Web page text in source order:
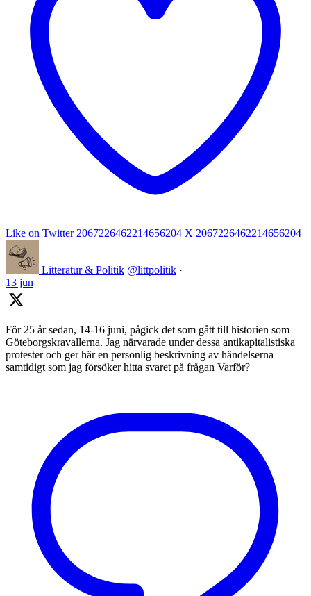
Like on Twitter 2067226462214656204 X 2067226462214656204
Litteratur & Politik @littpolitik ·
13 jun
För 25 år sedan, 14-16 juni, pågick det som gått till historien som
Göteborgskravallerna. Jag närvarade under dessa antikapitalistiska
protester och ger här en personlig beskrivning av händelserna
samtidigt som jag försöker hitta svaret på frågan Varför?